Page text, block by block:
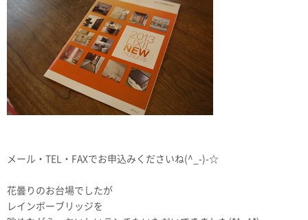
メール・TEL・FAXでお申込みくださいね(^_-)-☆
花曇りのお台場でしたが
レインボーブリッジを